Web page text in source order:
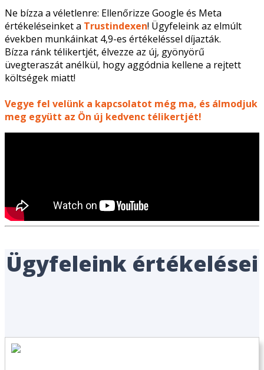
Ne bízza a véletlenre: Ellenőrizze Google és Meta
értékeléseinket a Trustindexen! Ügyfeleink az elmúlt
években munkáinkat 4,9-es értékeléssel díjazták.
Bízza ránk télikertjét, élvezze az új, gyönyörű
üvegteraszát anélkül, hogy aggódnia kellene a rejtett
költségek miatt!
Vegye fel velünk a kapcsolatot még ma, és álmodjuk
meg együtt az Ön új kedvenc télikertjét!
Ügyfeleink értékelései